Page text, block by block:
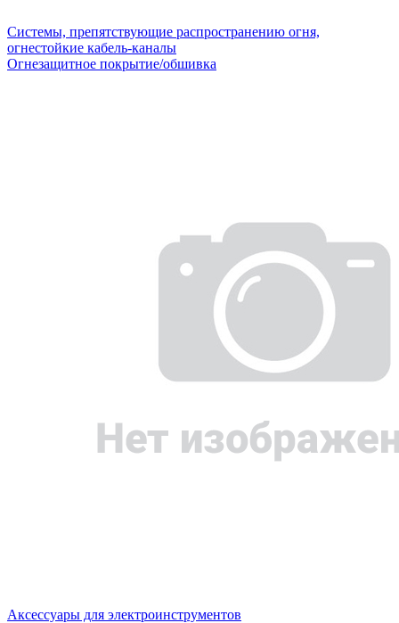
Системы, препятствующие распространению огня,
огнестойкие кабель-каналы
Огнезащитное покрытие/обшивка
Аксессуары для электроинструментов